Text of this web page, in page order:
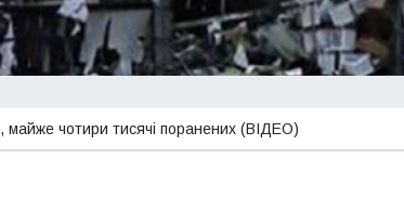
майже чотири тисячі поранених (ВІДЕО)